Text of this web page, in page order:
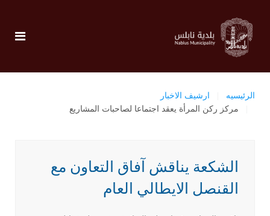
الرئيسيه
ارشيف الاخبار
مركز ركن المرأة يعقد اجتماعا لصاحبات المشاريع
الشكعة يناقش آفاق التعاون مع
القنصل الايطالي العام